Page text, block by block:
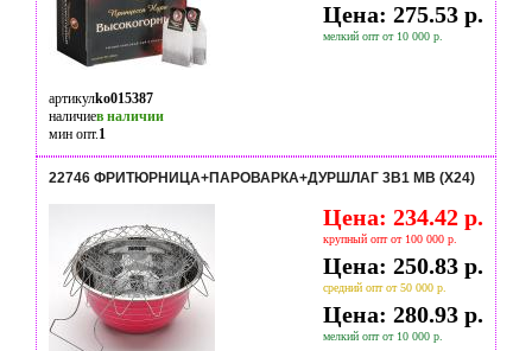
Цена: 275.53 р.
мелкий опт от 10 000 р.
артикулko015387
наличиев наличии
мин опт.1
22746 ФРИТЮРНИЦА+ПАРОВАРКА+ДУРШЛАГ 3В1 МВ (Х24)
Цена: 234.42 р.
крупный опт от 100 000 р.
Цена: 250.83 р.
средний опт от 50 000 р.
Цена: 280.93 р.
мелкий опт от 10 000 р.